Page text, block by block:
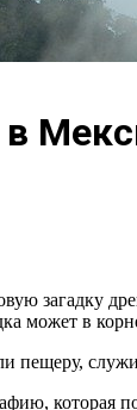
загадку
может в
которая